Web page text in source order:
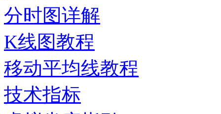
分时图详解
K线图教程
移动平均线教程
技术指标